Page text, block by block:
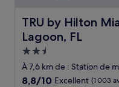
TRU by Hilton
Lagoon, FL
TRU by Hilton Miami
Hébergement
2.5 étoiles
À 7,6 km de : Station de
8.8
8,8/10 Excellent (1 003